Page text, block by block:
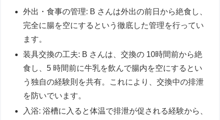
外出・食事の管理: B さんは外出の前日から絶食し、
完全に腸を空にするという徹底した管理を行ってい
ます。
装具交換の工夫: B さんは、交換の 10時間前から絶
食し、5 時間前に牛乳を飲んで腸内を空にするとい
う独自の経験則を共有。これにより、交換中の排泄
を防いでいます。
入浴: 浴槽に入ると体温で排泄が促される経験から、